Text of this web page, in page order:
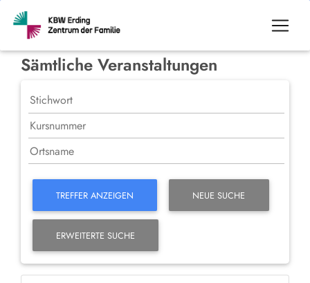
Sämtliche Veranstaltungen
TREFFER ANZEIGEN NEUE SUCHE
ERWEITERTE SUCHE